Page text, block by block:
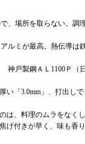
、場所を取らない。調
ルミが最高。熱伝導は
神戸製鋼ＡＬ1100Ｐ（
い「3.0mm」、打出しで
は、料理のムラをなく
げ付きが早く、味も香り